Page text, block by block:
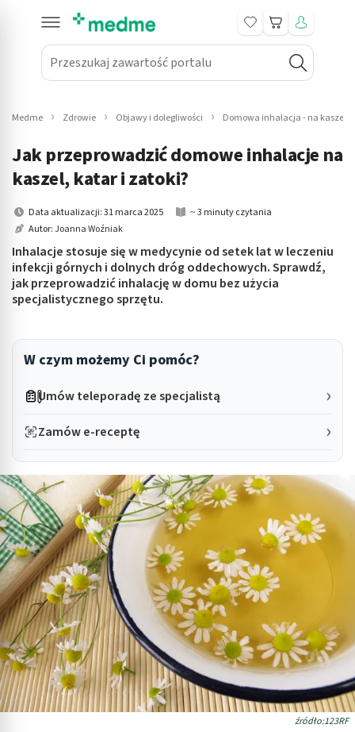
Przeszukaj zawartość portalu
Koszyk
submenu: Leki na receptę
submenu: Mama i dziecko
submenu: Kosmetyki
submenu: Higiena
submenu: Sprzęt medyczny
submenu: Wellness
Medme Zdrowie Objawy i dolegliwości Domowa inhalacja - na kaszel,
Jak przeprowadzić domowe inhalacje na
kaszel, katar i zatoki?
Data aktualizacji: 31 marca 2025
~ 3 minuty czytania
Autor:Joanna Woźniak
Inhalacje stosuje się w medycynie od setek lat w leczeniu
infekcji górnych i dolnych dróg oddechowych. Sprawdź,
jak przeprowadzić inhalację w domu bez użycia
specjalistycznego sprzętu.
W czym możemy Ci pomóc?
Umów teleporadę ze specjalistą
Zamów e-receptę
źródło:123RF